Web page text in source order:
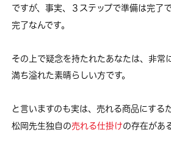
ですが、事実、３ステップで準備は完了で
完了なんです。
その上で疑念を持たれたあなたは、非常
満ち溢れた素晴らしい方です。
と言いますのも実は、売れる商品にする
松岡先生独自の売れる仕掛けの存在があ